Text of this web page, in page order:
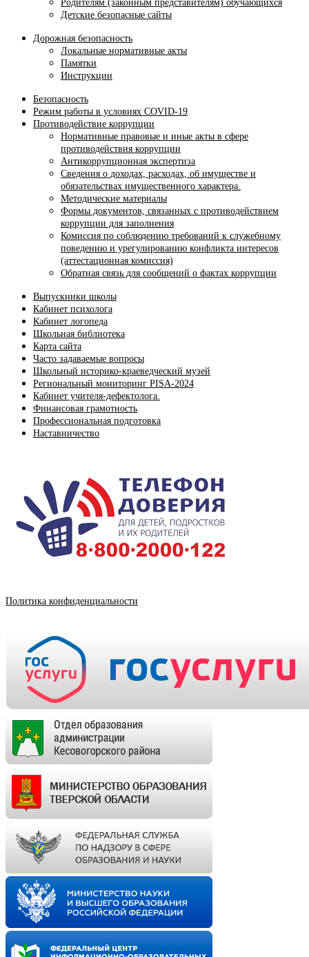
Родителям (законным представителям) обучающихся
Детские безопасные сайты
Дорожная безопасность
Локальные нормативные акты
Памятки
Инструкции
Безопасность
Режим работы в условиях COVID-19
Противодействие коррупции
Нормативные правовые и иные акты в сфере
противодействия коррупции
Антикоррупционная экспертиза
Сведения о доходах, расходах, об имуществе и
обязательствах имущественного характера.
Методические материалы
Формы документов, связанных с противодействием
коррупции для заполнения
Комиссия по соблюдению требований к служебному
поведению и урегулированию конфликта интересов
(аттестационная комиссия)
Обратная связь для сообщений о фактах коррупции
Выпускники школы
Кабинет психолога
Кабинет логопеда
Школьная библиотека
Карта сайта
Часто задаваемые вопросы
Школьный историко-краеведческий музей
Региональный мониторинг PISA-2024
Кабинет учителя-дефектолога.
Финансовая грамотность
Профессиональная подготовка
Наставничество
Политика конфиденциальности